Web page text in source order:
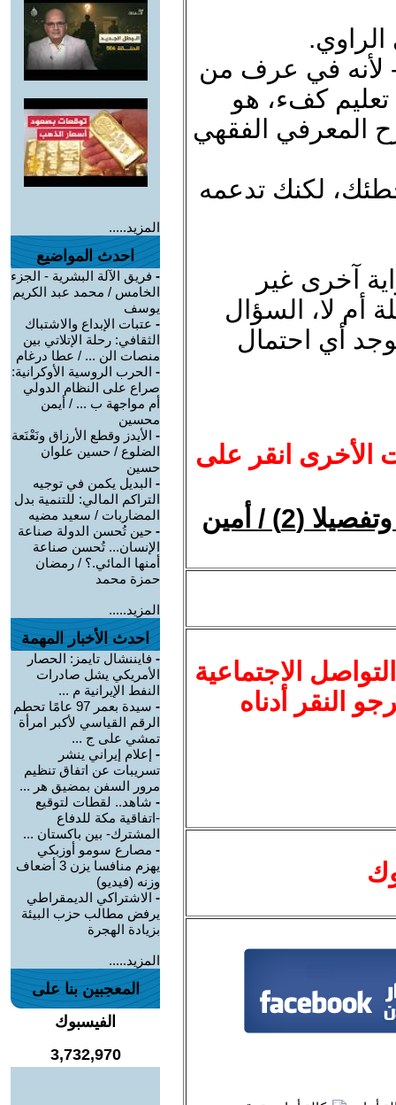
- لأنه في عرف من
كفء، هو
المعرفي الفقهي
لكنك تدعمه
آخرى غير
أم لا، السؤال
أي احتمال
الأخرى انقر على
المؤمن، المُغيَّب والمغيَّب جملة وتفصيلا (2) / أمين
الاجتماعية
النقر أدناه
المزيد.....
احدث المواضيع
- فريق الآلة البشرية - الجزء
الخامس / محمد عبد الكريم
يوسف
- عتبات الإبداع والاشتباك
الثقافي: رحلة الإتلاتي بين
منصات الن ... / عطا درغام
- الحرب الروسية الأوكرانية:
صراع على النظام الدولي
أم مواجهة ب ... / أيمن
محسين
- الأيدز وقطع الأرزاق ونَعْنَعة
الضلوع / حسين علوان
حسين
- البديل يكمن في توجيه
التراكم المالي: للتنمية بدل
المضاربات / سعيد مضيه
- حين تُحسن الدولة صناعة
الإنسان... تُحسن صناعة
أمنها المائي.؟ / رمضان
حمزة محمد
المزيد.....
احدث الأخبار المهمة
- فايننشال تايمز: الحصار
الأمريكي يشل صادرات
النفط الإيرانية م ...
-
سيدة بعمر 97 عامًا تحطم
الرقم القياسي لأكبر امرأة
تمشي على ج ...
- إعلام إيراني ينشر
تسريبات عن اتفاق تنظيم
مرور السفن بمضيق هر ...
- شاهد.. لقطات لتوقيع
-اتفاقية مكة للدفاع
المشترك- بين باكستان ...
- مصارع سومو أوزبكي
يهزم منافسا يزن 3 أضعاف
وزنه (فيديو)
- الاشتراكي الديمقراطي
يرفض مطالب حزب البيئة
بزيادة الهجرة
المزيد.....
المعجبين بنا على
الفيسبوك
3,732,970